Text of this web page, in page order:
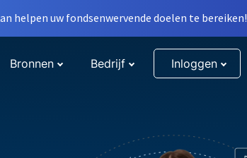
helpen uw fondsenwervende doelen te bereiken!
Bronnen Bedrijf Inloggen